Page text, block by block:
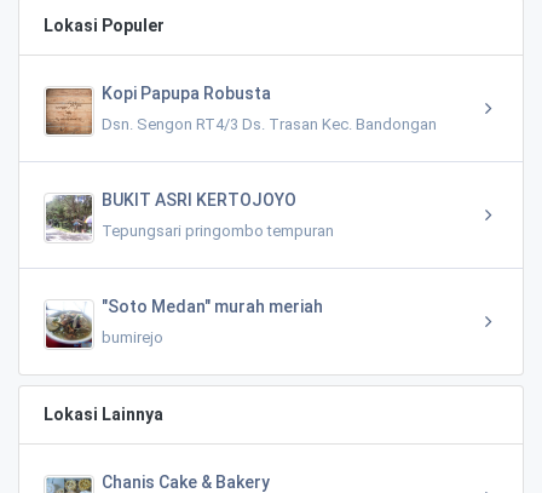
Lokasi Populer
Kopi Papupa Robusta
Dsn. Sengon RT4/3 Ds. Trasan Kec. Bandongan
BUKIT ASRI KERTOJOYO
Tepungsari pringombo tempuran
"Soto Medan" murah meriah
bumirejo
Lokasi Lainnya
Chanis Cake & Bakery